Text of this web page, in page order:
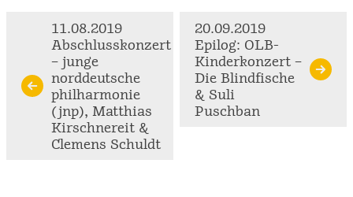
Continue
Reading
11.08.2019
Abschlusskonzert
– junge
norddeutsche
philharmonie
(jnp), Matthias
Kirschnereit &
Clemens Schuldt
20.09.2019
Epilog: OLB-
Kinderkonzert –
Die Blindfische
& Suli
Puschban